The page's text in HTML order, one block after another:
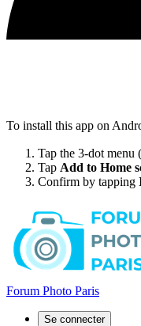
To install this app on
Tap the 3-dot
Tap Add to Home
Confirm by tapping
Forum Photo Paris
Se connecter